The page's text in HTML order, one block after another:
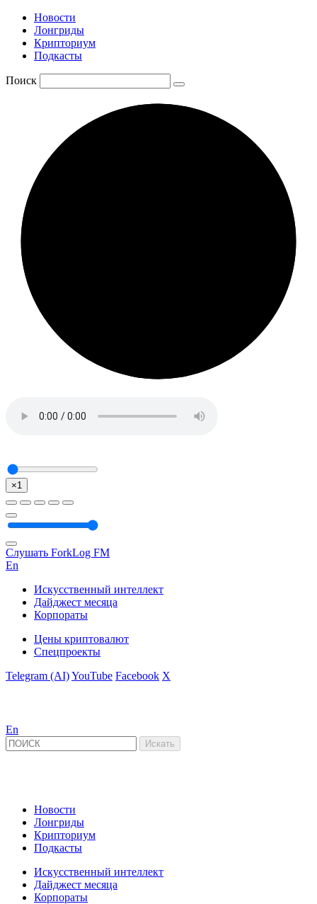
Новости
Лонгриды
Крипториум
Подкасты
Поиск
×1
Слушать ForkLog FM
En
Искусственный интеллект
Дайджест месяца
Корпораты
Цены криптовалют
Спецпроекты
Telegram (AI)YouTube Facebook X
En
Новости
Лонгриды
Крипториум
Подкасты
Искусственный интеллект
Дайджест месяца
Корпораты